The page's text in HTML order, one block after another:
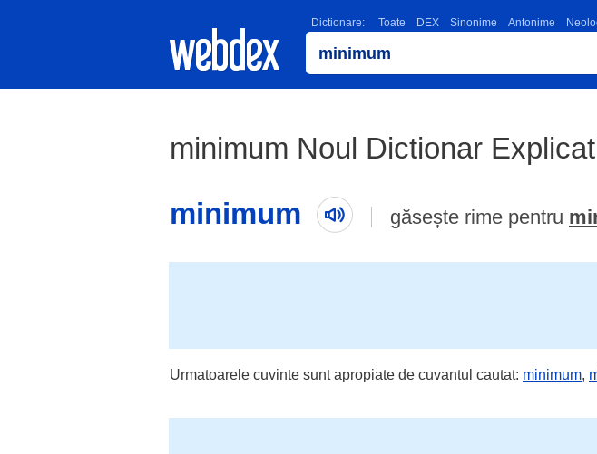
Dictionare: Toate DEX Sinonime Antonime
minimum Noul Dictionar
minimum
găsește rime pentru
Urmatoarele cuvinte sunt apropiate de cuvantul cautat: minimum,